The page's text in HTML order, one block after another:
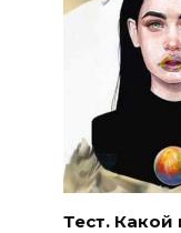
Тест. Какой